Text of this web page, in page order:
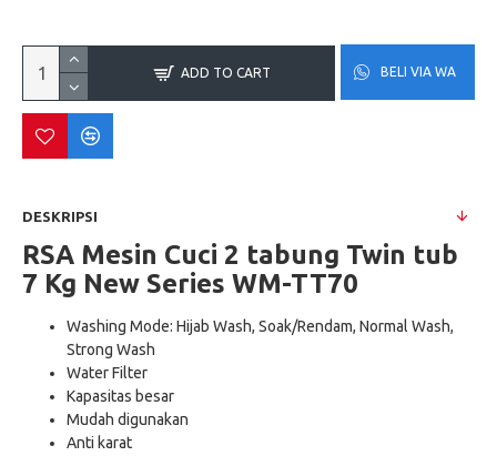
ADD TO CART BELI VIA WA
DESKRIPSI
RSA Mesin Cuci 2 tabung Twin tub
7 Kg New Series WM-TT70
Washing Mode: Hijab Wash, Soak/Rendam, Normal Wash,
Strong Wash
Water Filter
Kapasitas besar
Mudah digunakan
Anti karat